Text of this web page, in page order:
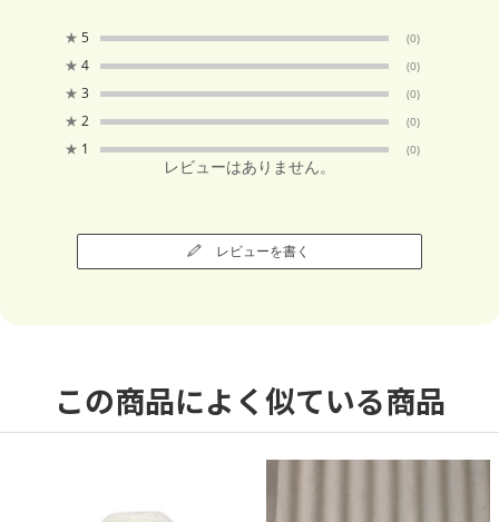
★ 5 (0)
★ 4 (0)
★ 3 (0)
★ 2 (0)
★ 1 (0)
レビューはありません。
レビューを書く
この商品によく似ている商品